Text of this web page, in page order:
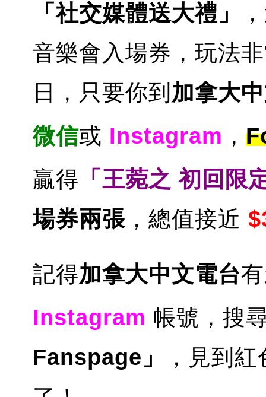
「社交媒體送大禮」
音樂會入場券，玩法
日，只要你到 加拿大
微信或 Instagram ，
贏得 「王菀之 初回限
場券兩張 ，總值接近
記得加拿大中文電台
Instagram 帳號，搜
Fanspage」
，見到